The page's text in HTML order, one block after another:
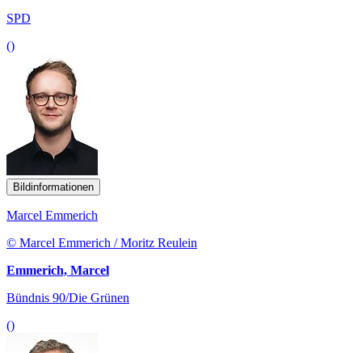
SPD
()
Bildinformationen
Marcel Emmerich
© Marcel Emmerich / Moritz Reulein
Emmerich, Marcel
Bündnis 90/Die Grünen
()